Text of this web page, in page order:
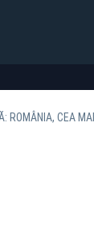
ROMÂNIA, CEA